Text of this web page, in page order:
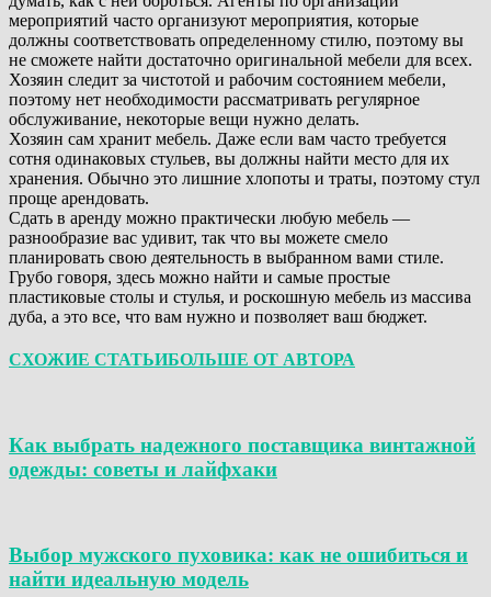
мероприятий часто организуют мероприятия, которые
должны соответствовать определенному стилю, поэтому вы
не сможете найти достаточно оригинальной мебели для всех.
Хозяин следит за чистотой и рабочим состоянием мебели,
поэтому нет необходимости рассматривать регулярное
обслуживание, некоторые вещи нужно делать.
Хозяин сам хранит мебель. Даже если вам часто требуется
сотня одинаковых стульев, вы должны найти место для их
хранения. Обычно это лишние хлопоты и траты, поэтому стул
проще арендовать.
Сдать в аренду можно практически любую мебель —
разнообразие вас удивит, так что вы можете смело
планировать свою деятельность в выбранном вами стиле.
Грубо говоря, здесь можно найти и самые простые
пластиковые столы и стулья, и роскошную мебель из массива
дуба, а это все, что вам нужно и позволяет ваш бюджет.
СХОЖИЕ СТАТЬИБОЛЬШЕ ОТ АВТОРА
Как выбрать надежного поставщика винтажной
одежды: советы и лайфхаки
Выбор мужского пуховика: как не ошибиться и
найти идеальную модель